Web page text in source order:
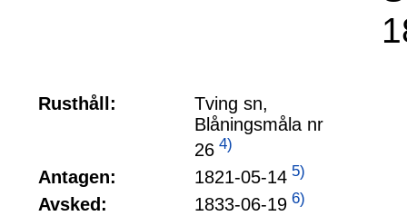
Rusthåll:
Tving sn,
Blåningsmåla nr
26 4)
Antagen: 1821-05-14 5)
Avsked: 1833-06-19 6)